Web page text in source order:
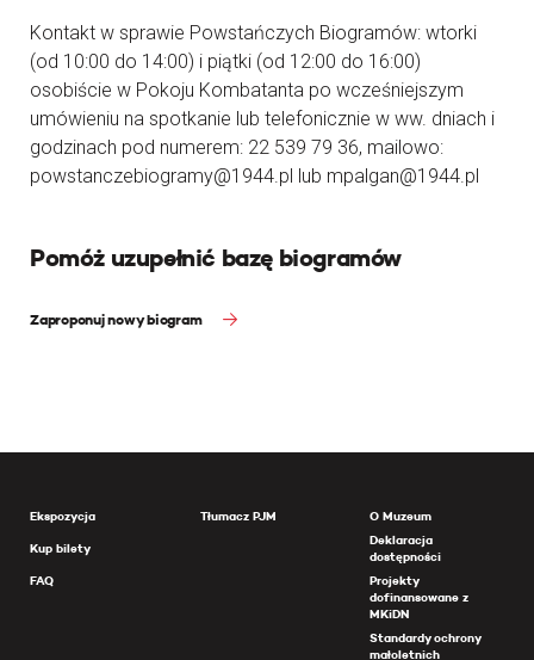
Kontakt w sprawie Powstańczych Biogramów: wtorki
(od 10:00 do 14:00) i piątki (od 12:00 do 16:00)
osobiście w Pokoju Kombatanta po wcześniejszym
umówieniu na spotkanie lub telefonicznie w ww. dniach i
godzinach pod numerem: 22 539 79 36, mailowo:
powstanczebiogramy@1944.pl lub mpalgan@1944.pl
Pomóż uzupełnić bazę biogramów
Zaproponuj nowy biogram
Ekspozycja
Kup bilety
FAQ
Tłumacz PJM
O Muzeum
Deklaracja
dostępności
Projekty
dofinansowane z
MKiDN
Standardy ochrony
małoletnich